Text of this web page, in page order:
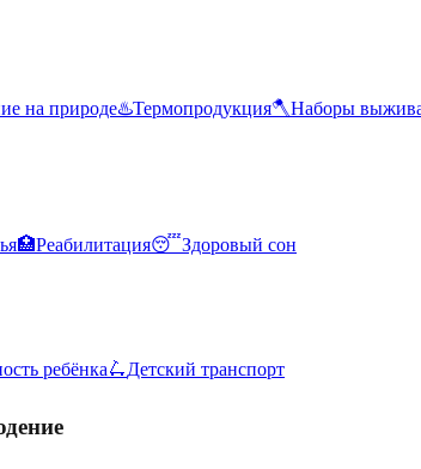
на природе♨️Термопродукция🪓Наборы
🏥Реабилитация😴Здоровый сон
ребёнка🛴Детский транспорт